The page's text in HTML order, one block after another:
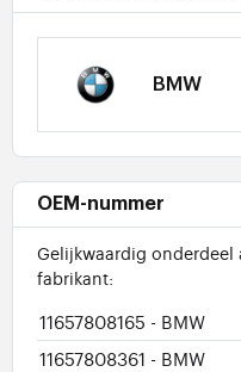
BMW
OEM-nummer
Gelijkwaardig onderdeel
fabrikant:
11657808165 - BMW
11657808361 - BMW